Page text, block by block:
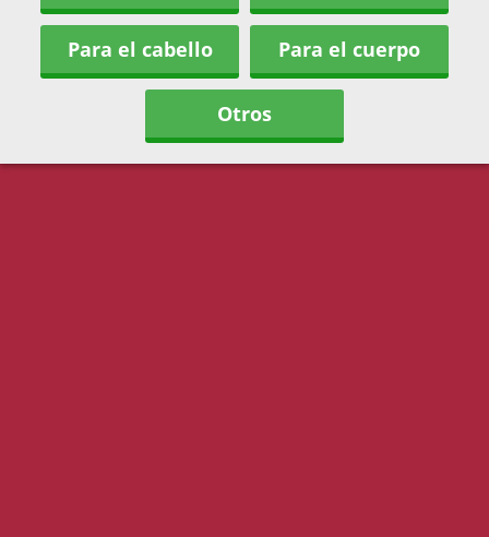
Para el cabello Para el cuerpo
Otros